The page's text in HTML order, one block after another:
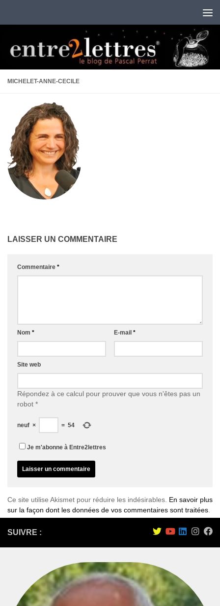
MICHELET-ANNE-CECILE
LAISSER UN COMMENTAIRE
Commentaire *
Nom * E-mail *
Site web
Répondez à ce calcul pour prouver que vous n'êtes pas un
robot *
neuf × = 54
Je m'abonne à Entre2lettres
Ce site utilise Akismet pour réduire les indésirables. En savoir plus
sur la façon dont les données de vos commentaires sont traitées
SUIVRE :